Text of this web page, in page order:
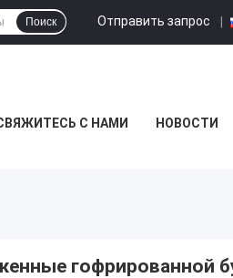
Отправить запрос |
Поиск
С НАМИ НОВОСТИ
гофрированной